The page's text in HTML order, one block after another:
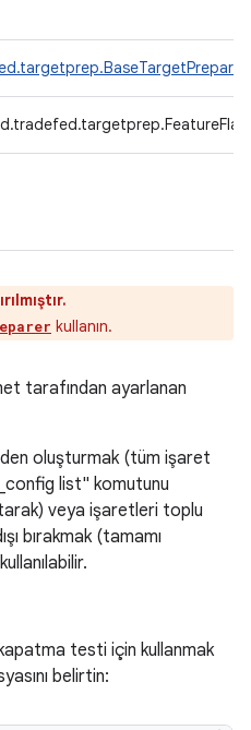
kullanın.
tarafından ayarlanan
oluşturmak (tüm işaret
list" komutunu
veya işaretleri toplu
bırakmak (tamamı
testi için kullanmak
belirtin: